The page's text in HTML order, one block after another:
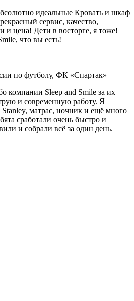
идеальные Кровать и шкаф
сервис, качество,
и цена! Дети в восторге, я тоже!
что вы есть!
по футболу, ФК «Спартак»
компании Sleep and Smile за их
и современную работу. Я
Stanley, матрас, ночник и ещё много
сработали очень быстро и
и собрали всё за один день.